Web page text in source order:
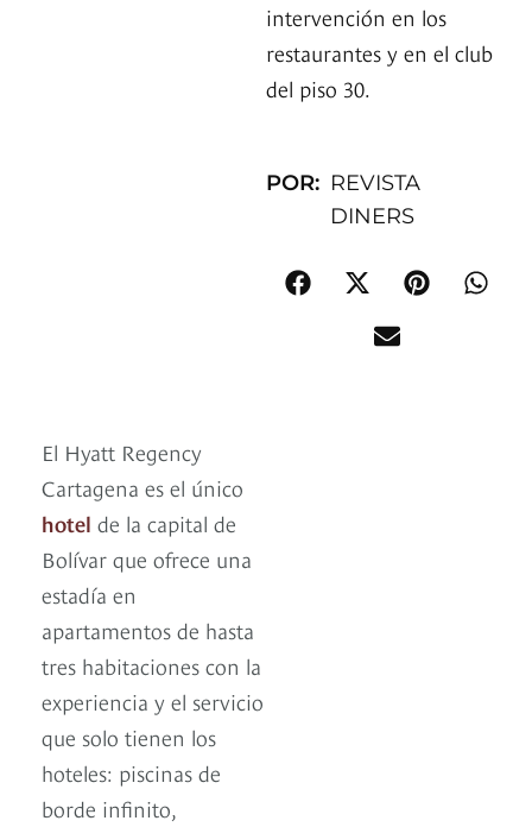
intervención en los
restaurantes y en el club
del piso 30.
POR: REVISTA
DINERS
El Hyatt Regency
Cartagena es el único
hotel de la capital de
Bolívar que ofrece una
estadía en
apartamentos de hasta
tres habitaciones con la
experiencia y el servicio
que solo tienen los
hoteles: piscinas de
borde infinito,